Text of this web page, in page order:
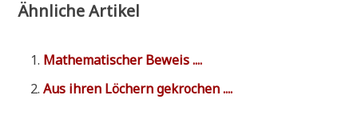
Ähnliche Artikel
Mathe­ma­ti­scher Beweis ....
Aus ihren Löchern gekrochen ....